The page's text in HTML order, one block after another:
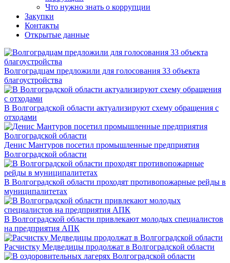
Что нужно знать о коррупции
Закупки
Контакты
Открытые данные
Волгоградцам предложили для голосования 33 объекта
благоустройства
В Волгоградской области актуализируют схему обращения с
отходами
Денис Мантуров посетил промышленные предприятия
Волгоградской области
В Волгоградской области проходят противопожарные рейды в
муниципалитетах
В Волгоградской области привлекают молодых специалистов
на предприятия АПК
Расчистку Медведицы продолжат в Волгоградской области